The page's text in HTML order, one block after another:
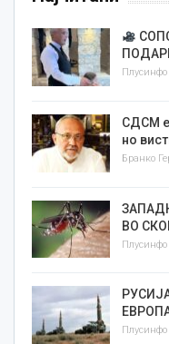
Плусинфо
СДСМ е
но
Бранко
ВО
Плусинфо
Плусинфо